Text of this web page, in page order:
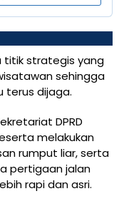
titik strategis yang
sehingga
terus dijaga.
DPRD
melakukan
rumput liar, serta
pertigaan jalan
rapi dan asri.